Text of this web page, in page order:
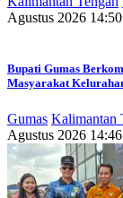
Agustus 2026 14:50
Bupati Gumas
Masyarakat
Gumas Kalimantan
Agustus 2026 14:46